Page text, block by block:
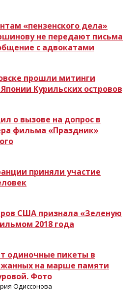
«пензенского дела»
не передают письма
с адвокатами
прошли митинги
Курильских островов
о вызове на допрос в
фильма «Праздник»
приняли участие
США признала «Зеленую
2018 года
одиночные пикеты в
на марше памяти
Фото
Одиссонова